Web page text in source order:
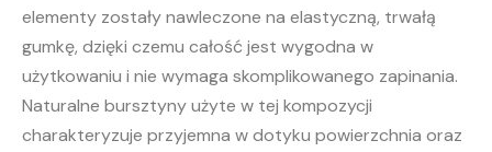
elementy zostały nawleczone na elastyczną, trwałą
gumkę, dzięki czemu całość jest wygodna w
użytkowaniu i nie wymaga skomplikowanego zapinania.
Naturalne bursztyny użyte w tej kompozycji
charakteryzuje przyjemna w dotyku powierzchnia oraz